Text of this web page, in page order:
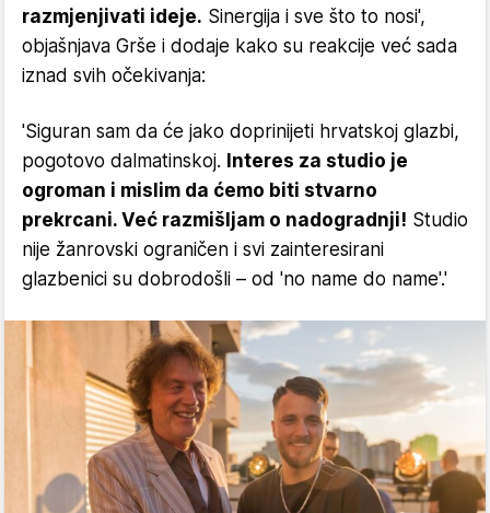
razmjenjivati ideje. Sinergija i sve što to nosi',
objašnjava Grše i dodaje kako su reakcije već sada
iznad svih očekivanja:
'Siguran sam da će jako doprinijeti hrvatskoj glazbi,
pogotovo dalmatinskoj. Interes za studio je
ogroman i mislim da ćemo biti stvarno
prekrcani. Već razmišljam o nadogradnji! Studio
nije žanrovski ograničen i svi zainteresirani
glazbenici su dobrodošli – od 'no name do name'.'